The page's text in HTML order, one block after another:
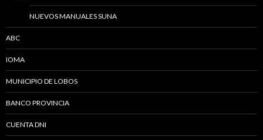
NUEVOS MANUALES SUNA
ABC
IOMA
MUNICIPIO DE LOBOS
BANCO PROVINCIA
CUENTA DNI